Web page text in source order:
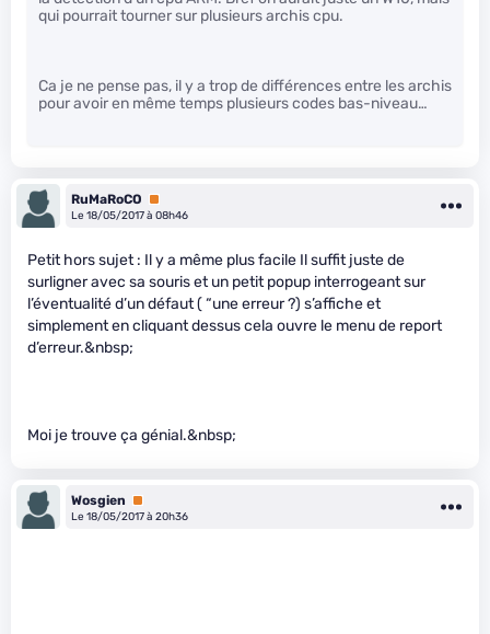
qui pourrait tourner sur plusieurs archis cpu.
Ca je ne pense pas, il y a trop de différences entre les archis
pour avoir en même temps plusieurs codes bas-niveau…
RuMaRoCO
Premium
Le 18/05/2017 à 08h46
Petit hors sujet : Il y a même plus facile Il suffit juste de
surligner avec sa souris et un petit popup interrogeant sur
l’éventualité d’un défaut ( “une erreur ?) s’affiche et
simplement en cliquant dessus cela ouvre le menu de report
d’erreur.&nbsp;
Moi je trouve ça génial.&nbsp;
Wosgien
Premium
Le 18/05/2017 à 20h36